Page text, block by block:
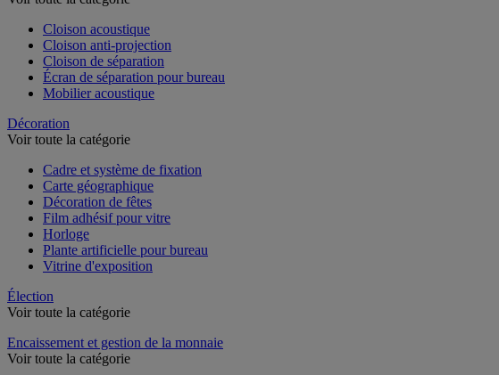
Cloison acoustique
Cloison anti-projection
Cloison de séparation
Écran de séparation pour bureau
Mobilier acoustique
Décoration
Voir toute la catégorie
Cadre et système de fixation
Carte géographique
Décoration de fêtes
Film adhésif pour vitre
Horloge
Plante artificielle pour bureau
Vitrine d'exposition
Élection
Voir toute la catégorie
Encaissement et gestion de la monnaie
Voir toute la catégorie